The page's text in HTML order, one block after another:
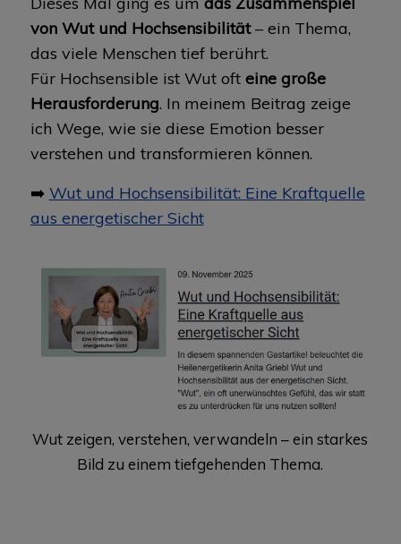
von Wut und Hochsensibilität– ein Thema,
das viele Menschen tief berührt.
Für Hochsensible ist Wut oft eine große
Herausforderung. In meinem Beitrag zeige
ich Wege, wie sie diese Emotion besser
verstehen und transformieren können.
➡️ Wut und Hochsensibilität: Eine Kraftquelle
aus energetischer Sicht
Wut zeigen, verstehen, verwandeln – ein starkes
Bild zu einem tiefgehenden Thema.